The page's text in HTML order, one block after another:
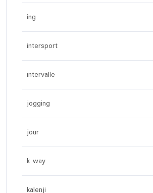
ing
intersport
intervalle
jogging
jour
k way
kalenji